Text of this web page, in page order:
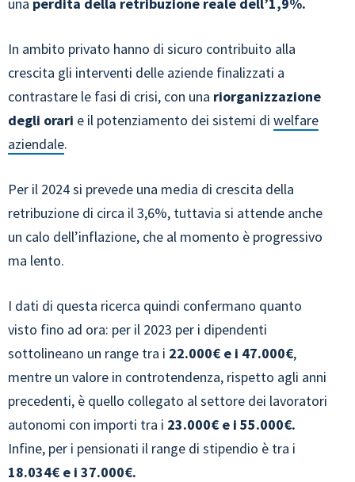
In ambito privato hanno di sicuro contribuito alla
crescita gli interventi delle aziende finalizzati a
contrastare le fasi di crisi, con una riorganizzazione
degli orari e il potenziamento dei sistemi di welfare
aziendale.
Per il 2024 si prevede una media di crescita della
retribuzione di circa il 3,6%, tuttavia si attende anche
un calo dell’inflazione, che al momento è progressivo
ma lento.
I dati di questa ricerca quindi confermano quanto
visto fino ad ora: per il 2023 per i dipendenti
sottolineano un range tra i 22.000€ e i 47.000€,
mentre un valore in controtendenza, rispetto agli anni
precedenti, è quello collegato al settore dei lavoratori
autonomi con importi tra i 23.000€ e i 55.000€.
Infine, per i pensionati il range di stipendio è tra i
18.034€ e i 37.000€.